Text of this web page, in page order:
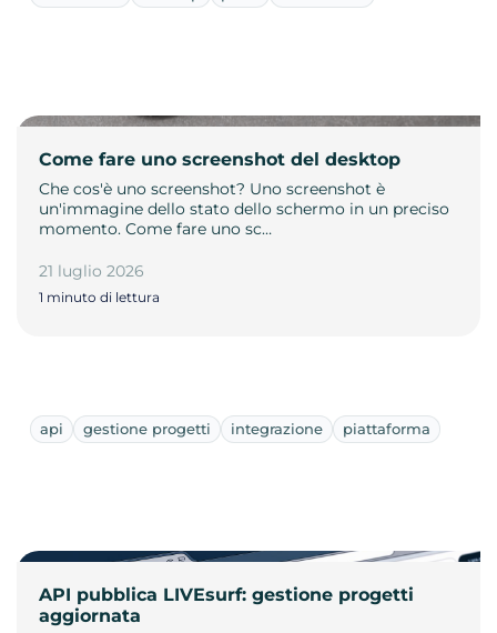
Come fare uno screenshot del desktop
Che cos'è uno screenshot? Uno screenshot è
un'immagine dello stato dello schermo in un preciso
momento. Come fare uno sc…
21 luglio 2026
1 minuto di lettura
api gestione progetti integrazione piattaforma
API pubblica LIVEsurf: gestione progetti
aggiornata